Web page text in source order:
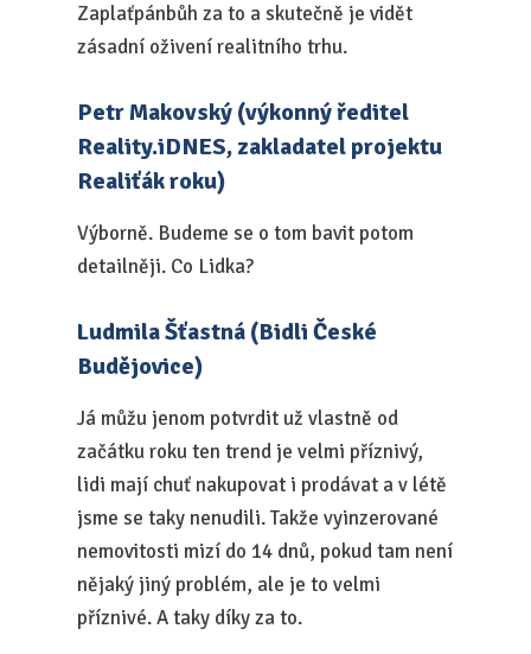
Zaplaťpánbůh za to a skutečně je vidět
zásadní oživení realitního trhu.
Petr Makovský (výkonný ředitel
Reality.iDNES, zakladatel projektu
Realiťák roku)
Výborně. Budeme se o tom bavit potom
detailněji. Co Lidka?
Ludmila Šťastná (Bidli České
Budějovice)
Já můžu jenom potvrdit už vlastně od
začátku roku ten trend je velmi příznivý,
lidi mají chuť nakupovat i prodávat a v létě
jsme se taky nenudili. Takže vyinzerované
nemovitosti mizí do 14 dnů, pokud tam není
nějaký jiný problém, ale je to velmi
příznivé. A taky díky za to.